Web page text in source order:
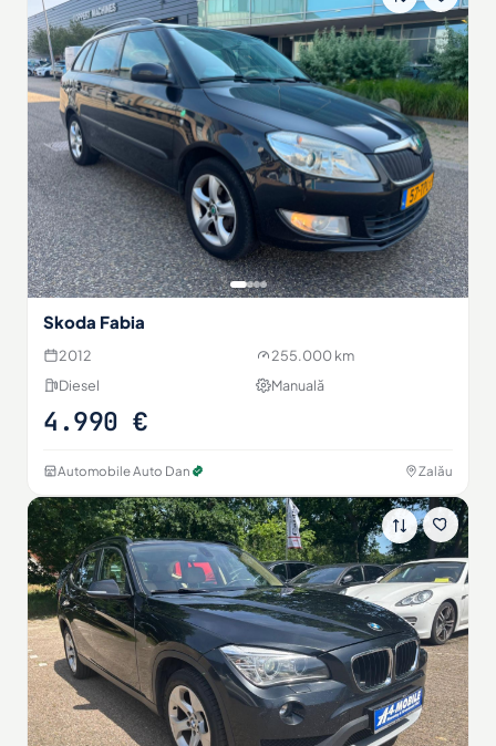
Skoda Fabia
2012
255.000 km
Diesel
Manuală
4.990 €
Automobile Auto Dan Zalău